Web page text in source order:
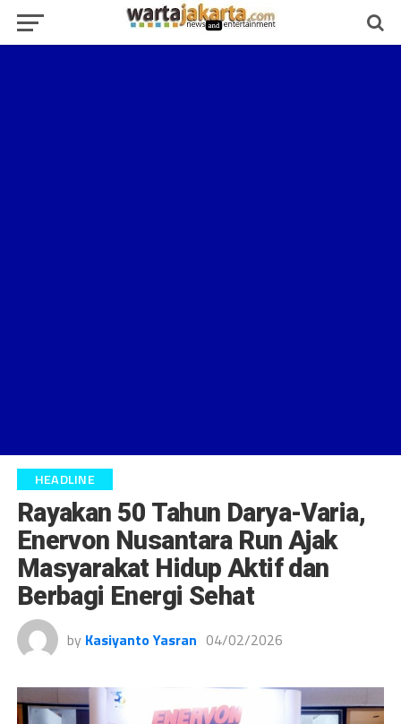
HEADLINE
Rayakan 50 Tahun Darya-Varia,
Enervon Nusantara Run Ajak
Masyarakat Hidup Aktif dan
Berbagi Energi Sehat
by Kasiyanto Yasran 04/02/2026